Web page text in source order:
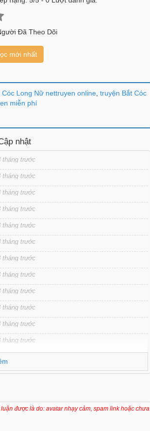
Đã Theo Dõi
mới nhất
Long Nữ nettruyen online truyện Bắt Cóc
miễn phí
nhật
tháng trước
tháng trước
tháng trước
tháng trước
tháng trước
tháng trước
tháng trước
tháng trước
tháng trước
tháng trước
tháng trước
tháng trước
tháng trước
tháng trước
được là do: avatar nhạy cảm, spam link hoặc chưa